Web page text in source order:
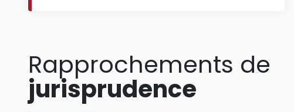
Rapprochements de
jurisprudence